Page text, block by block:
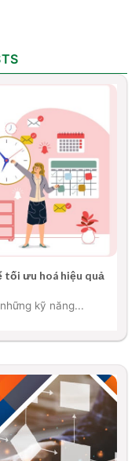
tối ưu hoá hiệu quả
kỹ năng...